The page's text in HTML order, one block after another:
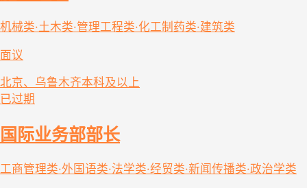
机械类·土木类·管理工程类·化工制药类·建筑类
面议
北京、乌鲁木齐本科及以上
已过期
国际业务部部长
工商管理类·外国语类·法学类·经贸类·新闻传播类·政治学类